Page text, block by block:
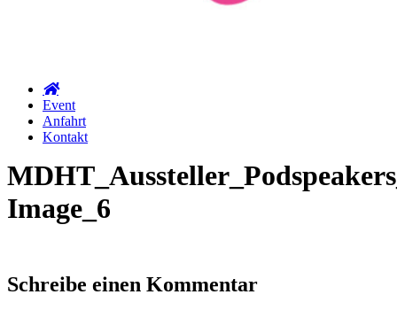
Event
Anfahrt
Kontakt
Image_6
Schreibe einen Kommentar